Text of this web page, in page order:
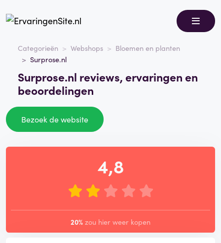
Categorieën Webshops
Bloemen en planten
Surprose.nl
Surprose.nl reviews, ervaringen en
beoordelingen
Bezoek de website
4,8
20% zou hier weer kopen